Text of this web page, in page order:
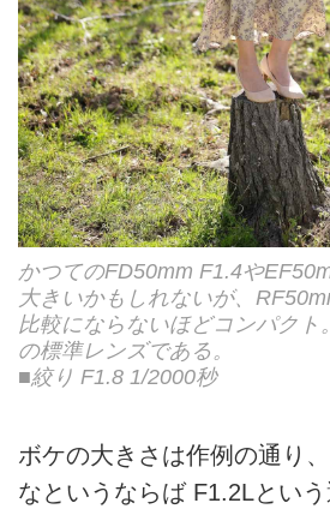
かつてのFD50mm F1.4や
大きいかもしれないが、
比較にならないほどコンパクト
の標準レンズである。
■絞り F1.8 1/2000秒
ボケの大きさは作例の通り
なというならば F1.2Lという